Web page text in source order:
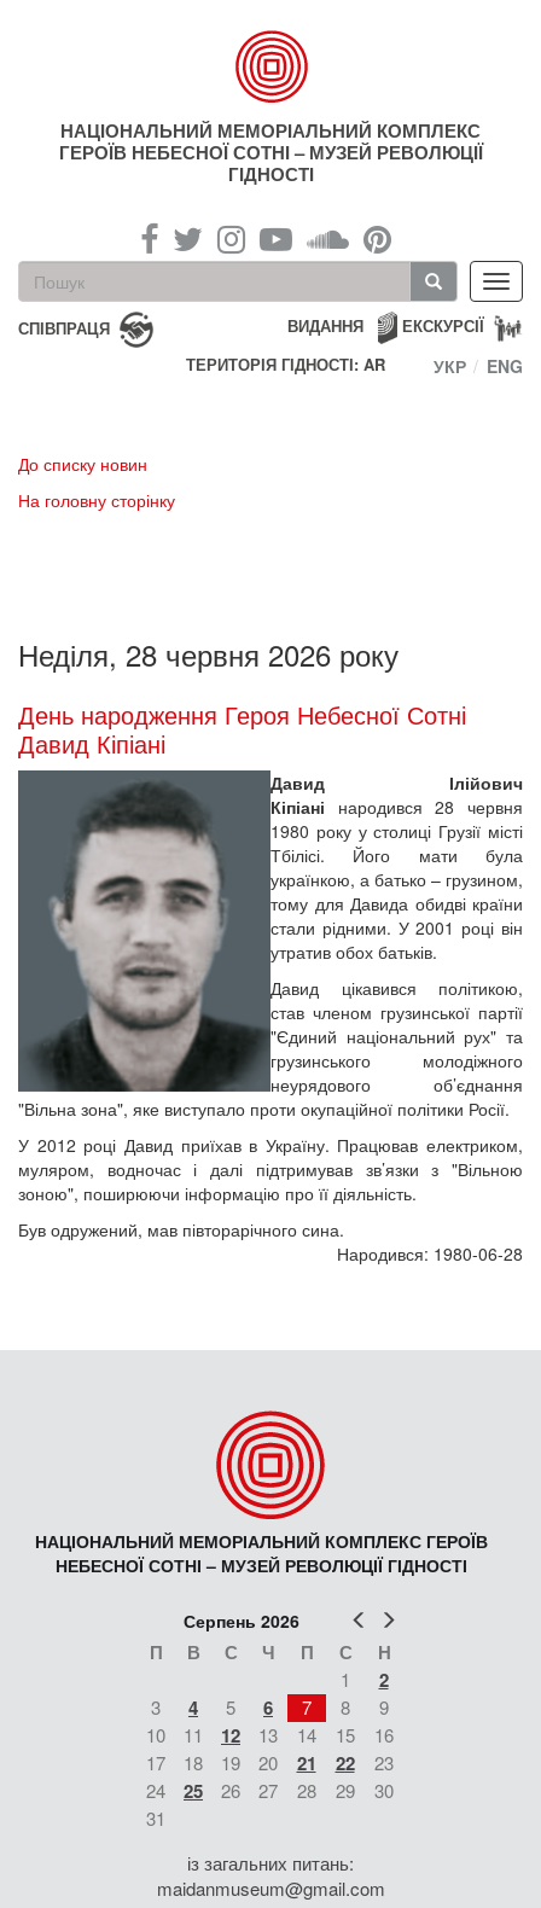
НАЦІОНАЛЬНИЙ МЕМОРІАЛЬНИЙ КОМПЛЕКС
ГЕРОЇВ НЕБЕСНОЇ СОТНІ – МУЗЕЙ РЕВОЛЮЦІЇ
ГІДНОСТІ
Пошукова
форма
Пошук
СПІВПРАЦЯ ЕКСКУРСІЇ
ВИДАННЯ
ТЕРИТОРІЯ ГІДНОСТІ: AR
УКР ENG
До списку новин
На головну сторінку
Неділя, 28 червня 2026 року
День народження Героя Небесної Сотні
Давид Кіпіані
Давид Ілійович
Кіпіані народився 28 червня
1980 року у столиці Грузії місті
Тбілісі. Його мати була
українкою, а батько – грузином,
тому для Давида обидві країни
стали рідними. У 2001 році він
утратив обох батьків.
Давид цікавився політикою,
став членом грузинської партії
"Єдиний національний рух" та
грузинського молодіжного
неурядового об’єднання
"Вільна зона", яке виступало проти окупаційної політики Росії.
У 2012 році Давид приїхав в Україну. Працював електриком,
муляром, водночас і далі підтримував зв’язки з "Вільною
зоною", поширюючи інформацію про її діяльність.
Був одружений, мав півторарічного сина.
Народився: 1980-06-28
НАЦІОНАЛЬНИЙ МЕМОРІАЛЬНИЙ КОМПЛЕКС ГЕРОЇВ
НЕБЕСНОЇ СОТНІ – МУЗЕЙ РЕВОЛЮЦІЇ ГІДНОСТІ
Попер
Серпень 2026
П В С Ч П С Н
1 2
3 4 5 6 7 8
9
10
11 12 13 14 15
16
17
18 19 20 21 22
23
24
25 26 27 28 29
30
31
із загальних питань:
maidanmuseum@gmail.com